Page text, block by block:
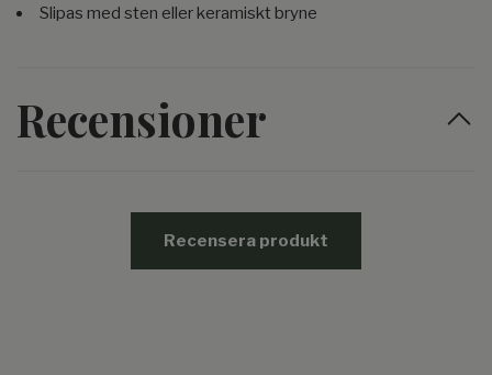
Slipas med sten eller keramiskt bryne
Recensioner
Recensera produkt